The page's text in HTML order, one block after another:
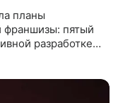
планы
франшизы: пятый
разработке